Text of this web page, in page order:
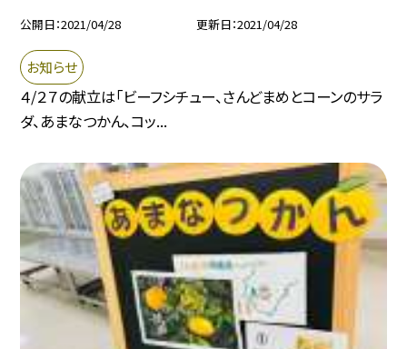
公開日 2021/04/28 更新日 2021/04/28
お知らせ
４/２７の献立は「ビーフシチュー、さんどまめとコーンのサラ
ダ、あまなつかん、コッ...